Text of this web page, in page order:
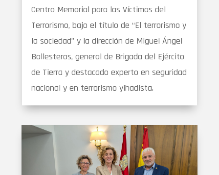
Centro Memorial para las Víctimas del
Terrorismo, bajo el título de “El terrorismo y
la sociedad” y la dirección de Miguel Ángel
Ballesteros, general de Brigada del Ejército
de Tierra y destacado experto en seguridad
nacional y en terrorismo yihadista.